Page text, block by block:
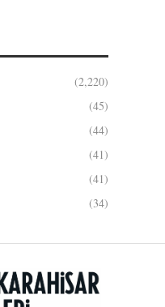
(2,220)
(45)
(44)
(41)
(41)
(34)